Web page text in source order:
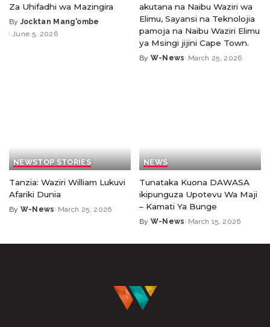
Za Uhifadhi wa Mazingira
By Jocktan Mang'ombe
June 5, 2026
akutana na Naibu Waziri wa
Elimu, Sayansi na Teknolojia
pamoja na Naibu Waziri Elimu
ya Msingi jijini Cape Town.
By W-News March 25, 2026
NEWSTOP STORIES
Tanzia: Waziri William Lukuvi
Afariki Dunia
By W-News March 25, 2026
NEWS
Tunataka Kuona DAWASA
ikipunguza Upotevu Wa Maji
– Kamati Ya Bunge
By W-News March 15, 2026